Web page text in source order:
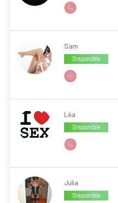
Sam
Disponible
Léa
Disponible
Julia
Disponible